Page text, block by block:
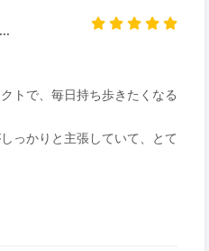
トで、毎日持ち歩きたくなる
っかりと主張していて、とて